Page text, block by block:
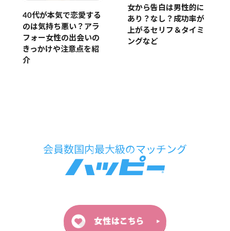
40代が本気で恋愛する
のは気持ち悪い？アラ
フォー女性の出会いの
きっかけや注意点を紹
介
女から告白は男性的に
あり？なし？成功率が
上がるセリフ＆タイミ
ングなど